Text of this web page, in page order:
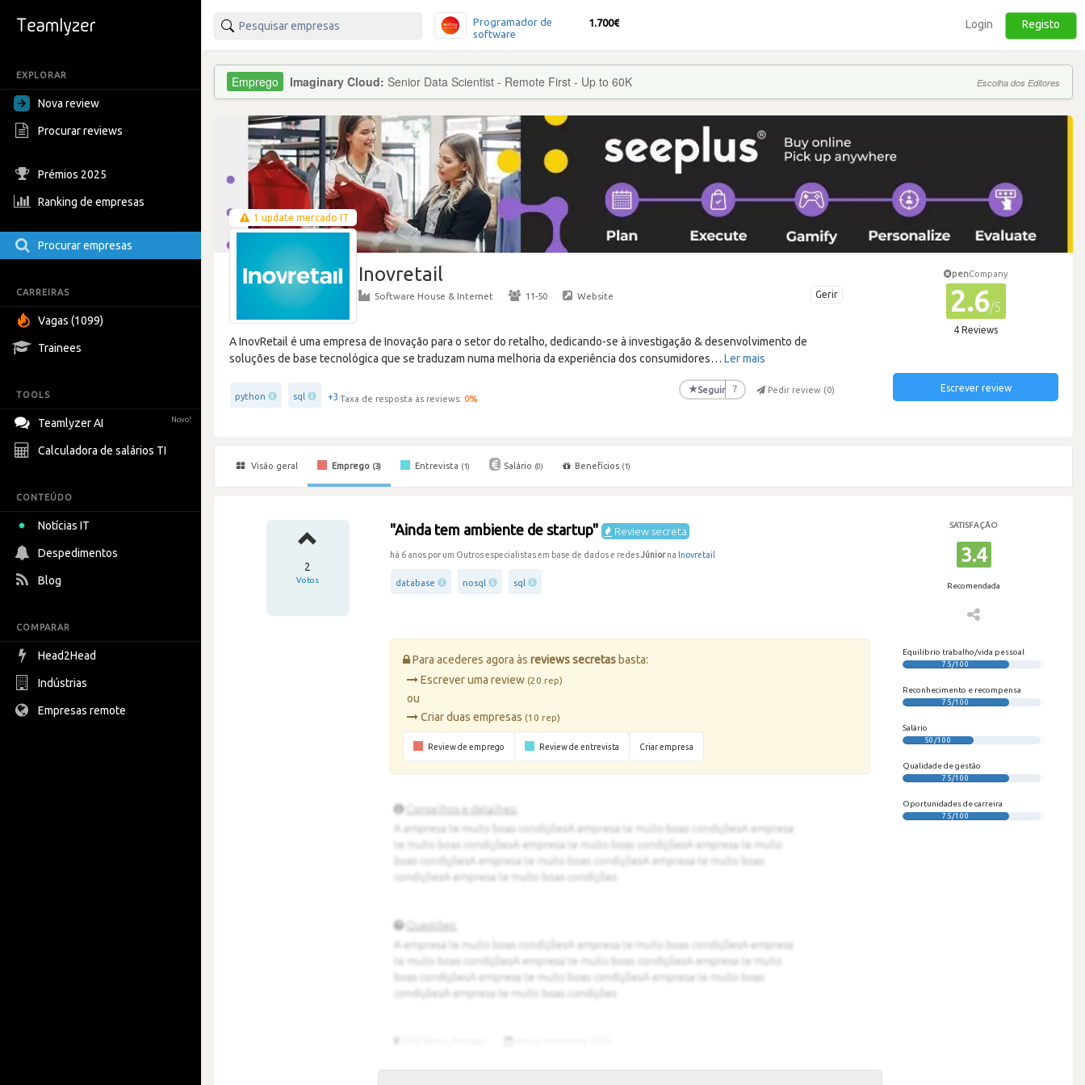
EXPLORAR
Nova review
Procurar reviews
Prémios 2025
Ranking de empresas
Procurar empresas
CARREIRAS
Vagas (1099)
Trainees
TOOLS
Teamlyzer AI Novo!
Calculadora de salários TI
CONTEÚDO
Notícias IT
Despedimentos
Blog
COMPARAR
Head2Head
Indústrias
Empresas remote
Programador de
software
1.700€ Login Registo
Imaginary Cloud: Senior Data Scientist - Remote First - Up to 60K Escolha dos Editores
1 update mercado IT
Inovretail
Gerir
Software House & Internet · 11-50 · Website
A InovRetail é uma empresa de Inovação para o setor do retalho, dedicando-se à investigação & desenvolvimento de
soluções de base tecnológica que se traduzam numa melhoria da experiência dos consumidores… Ler mais
python sql +3 Taxa de resposta às reviews: 0%
★Seguir 7 Pedir review (0)
penCompany
2.6/5
4 Reviews
Escrever review
Visão geral Emprego (3) Entrevista (1) Salário (0) Benefícios (1)
2
Votos
"Ainda tem ambiente de startup" Review secreta
há 6 anos por um Outros especialistas em base de dados e redesJúniorna Inovretail
database nosql sql
SATISFAÇÃO
3.4
Recomendada
Para acederes agora àsreviews secretas basta:
Escrever uma review(20 rep)
ou
Criar duas empresas(10 rep)
Review de emprego Review de entrevista Criar empresa
Equilíbrio trabalho/vida pessoal
75/100
Reconhecimento e recompensa
75/100
Salário
50/100
Qualidade de gestão
75/100
Oportunidades de carreira
75/100